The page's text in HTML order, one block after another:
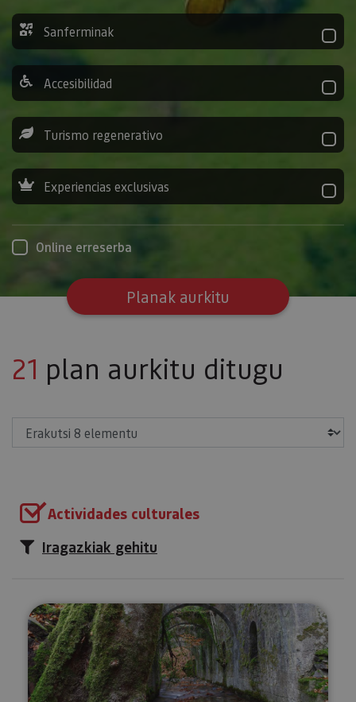
Sanferminak
Accesibilidad
Turismo regenerativo
Experiencias exclusivas
Online erreserba
Planak aurkitu
21 plan aurkitu ditugu
Actividades culturales
Iragazkiak gehitu
Bisita gidatua Eugiko